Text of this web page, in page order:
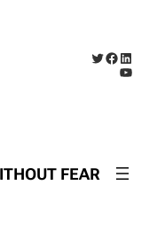
Twitter
Facebook
FEAR